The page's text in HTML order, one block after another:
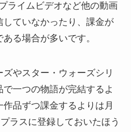
ライムビデオなど他の動画
していなかったり、課金が
る場合が多いです。
やスター・ウォーズシリ
一つの物語が完結するよ
品ずつ課金するよりは月
ラスに登録しておいたほう